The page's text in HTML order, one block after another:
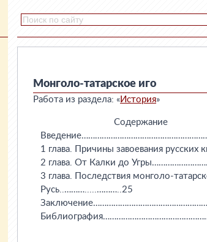
Монголо-татарское иго
Работа из раздела: «История»
                                 Содержание
1 глава. Причины завоевания
2 глава. От Калки до
3 глава. Последствия монголо-
   Русь..……….....………..25